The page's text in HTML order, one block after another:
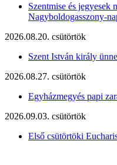
Szentmise és jegyesek
Nagyboldogasszony-
2026.08.20. csütörtök
Szent István király
2026.08.27. csütörtök
Egyházmegyés papi
2026.09.03. csütörtök
Első csütörtöki